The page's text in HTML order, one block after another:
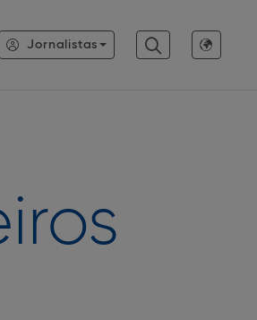
Jornalistas